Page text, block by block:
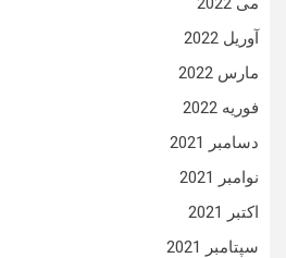
آوریل 2022
مارس 2022
فوریه 2022
دسامبر 2021
نوامبر 2021
اکتبر 2021
سپتامبر 2021